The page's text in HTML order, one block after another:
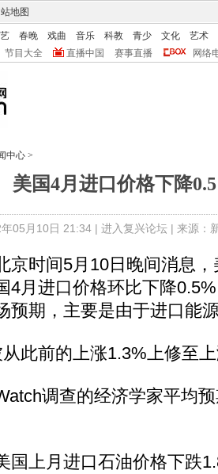
地图
春晚 戏曲 音乐 科教 青少 文化
艺术
节目大全 直播中国 赛事直播 网络
中心 >
美国4月进口价格下降
05月10日 21:34 | 进入复兴论坛| 来源：
时间5月10日晚间消息，
4月进口价格环比下降
预期，主要是由于进口能
前的上涨1.3%上修至上
调查的经济学家平均预
上月进口石油价格下跌